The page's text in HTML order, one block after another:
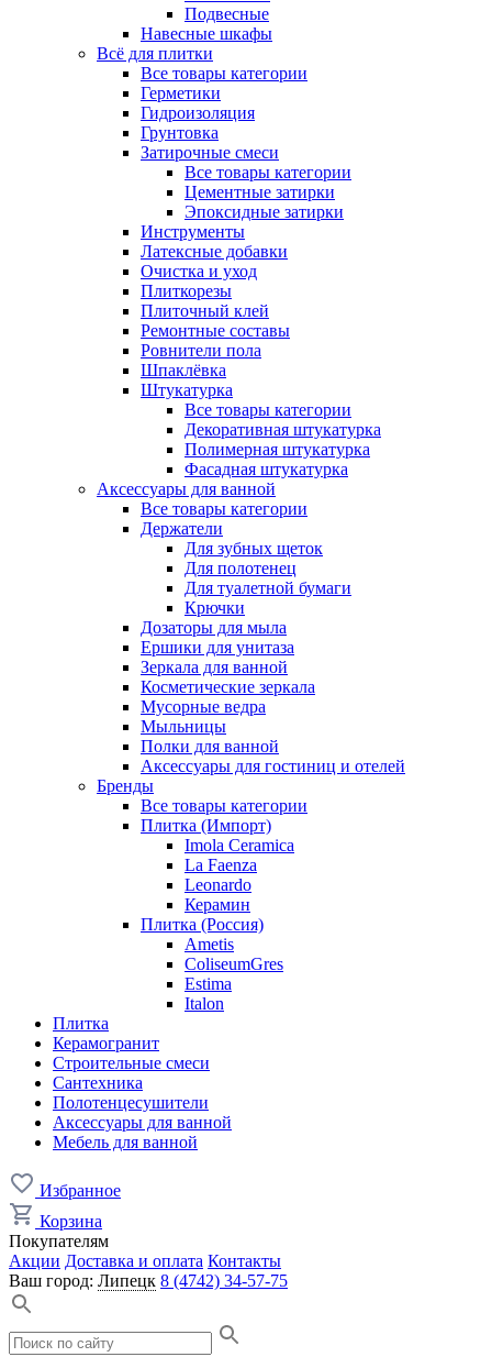
Подвесные
Навесные шкафы
Всё для плитки
Все товары категории
Герметики
Гидроизоляция
Грунтовка
Затирочные смеси
Все товары категории
Цементные затирки
Эпоксидные затирки
Инструменты
Латексные добавки
Очистка и уход
Плиткорезы
Плиточный клей
Ремонтные составы
Ровнители пола
Шпаклёвка
Штукатурка
Все товары категории
Декоративная штукатурка
Полимерная штукатурка
Фасадная штукатурка
Аксессуары для ванной
Все товары категории
Держатели
Для зубных щеток
Для полотенец
Для туалетной бумаги
Крючки
Дозаторы для мыла
Ершики для унитаза
Зеркала для ванной
Косметические зеркала
Мусорные ведра
Мыльницы
Полки для ванной
Аксессуары для гостиниц и отелей
Бренды
Все товары категории
Плитка (Импорт)
Imola Ceramica
La Faenza
Leonardo
Керамин
Плитка (Россия)
Ametis
ColiseumGres
Estima
Italon
Плитка
Керамогранит
Строительные смеси
Сантехника
Полотенцесушители
Аксессуары для ванной
Мебель для ванной
Избранное
Корзина
Покупателям
Акции Доставка и оплата Контакты
Ваш город: Липецк 8 (4742) 34-57-75